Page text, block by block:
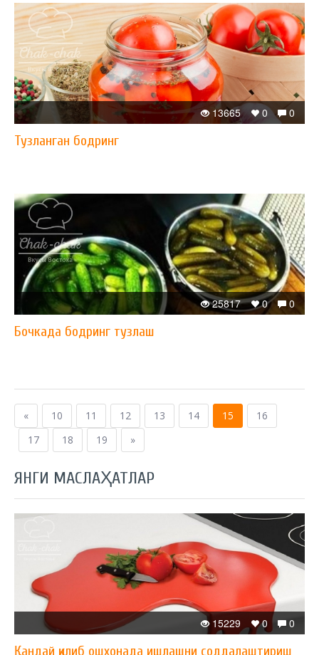
0
0
13665
Тузланган бодринг
0
0
25817
Бочкада бодринг тузлаш
« 10 11 12 13 14 15
16
17
18 19 »
ЯНГИ МАСЛАҲАТЛАР
0
0
15229
Қандай қилиб ошхонада ишлашни соддалаштириш